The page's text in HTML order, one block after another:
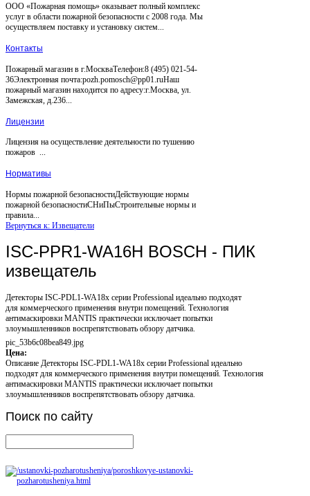
ООО «Пожарная помощь» оказывает полный комплекс
услуг в области пожарной безопасности с 2008 года. Мы
осуществляем поставку и установку систем...
Контакты
Пожарный магазин в г.МоскваТелефон:8 (495) 021-54-
36Электронная почта:pozh.pomosch@pp01.ruНаш
пожарный магазин находится по адресу:г.Москва, ул.
Замежская, д.236...
Лицензии
Лицензия на осуществление деятельности по тушению
пожаров ...
Нормативы
Нормы пожарной безопасностиДействующие нормы
пожарной безопасностиСНиПыСтроительные нормы и
правила...
Вернуться к: Извещатели
ISC-PPR1-WA16H BOSCH - ПИК
извещатель
Детекторы ISC-PDL1-WA18x серии Professional идеально подходят
для коммерческого применения внутри помещений. Технология
антимаскировки MANTIS практически исключает попытки
злоумышленников воспрепятствовать обзору датчика.
pic_53b6c08bea849.jpg
Цена:
Описание Детекторы ISC-PDL1-WA18x серии Professional идеально
подходят для коммерческого применения внутри помещений. Технология
антимаскировки MANTIS практически исключает попытки
злоумышленников воспрепятствовать обзору датчика.
Поиск по сайту